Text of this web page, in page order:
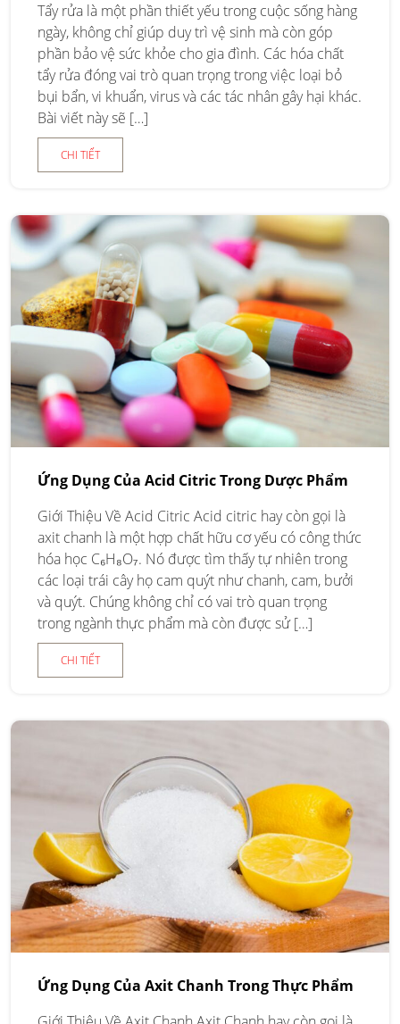
Tẩy rửa là một phần thiết yếu trong cuộc sống hàng
ngày, không chỉ giúp duy trì vệ sinh mà còn góp
phần bảo vệ sức khỏe cho gia đình. Các hóa chất
tẩy rửa đóng vai trò quan trọng trong việc loại bỏ
bụi bẩn, vi khuẩn, virus và các tác nhân gây hại khác.
Bài viết này sẽ […]
CHI TIẾT
Ứng Dụng Của Acid Citric Trong Dược Phẩm
Giới Thiệu Về Acid Citric Acid citric hay còn gọi là
axit chanh là một hợp chất hữu cơ yếu có công thức
hóa học C₆H₈O₇. Nó được tìm thấy tự nhiên trong
các loại trái cây họ cam quýt như chanh, cam, bưởi
và quýt. Chúng không chỉ có vai trò quan trọng
trong ngành thực phẩm mà còn được sử […]
CHI TIẾT
Ứng Dụng Của Axit Chanh Trong Thực Phẩm